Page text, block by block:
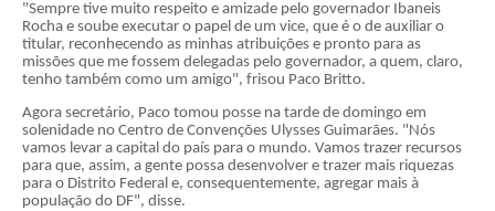
"Sempre tive muito respeito e amizade pelo governador Ibaneis
Rocha e soube executar o papel de um vice, que é o de auxiliar o
titular, reconhecendo as minhas atribuições e pronto para as
missões que me fossem delegadas pelo governador, a quem, claro,
tenho também como um amigo", frisou Paco Britto.
Agora secretário, Paco tomou posse na tarde de domingo em
solenidade no Centro de Convenções Ulysses Guimarães. "Nós
vamos levar a capital do país para o mundo. Vamos trazer recursos
para que, assim, a gente possa desenvolver e trazer mais riquezas
para o Distrito Federal e, consequentemente, agregar mais à
população do DF", disse.